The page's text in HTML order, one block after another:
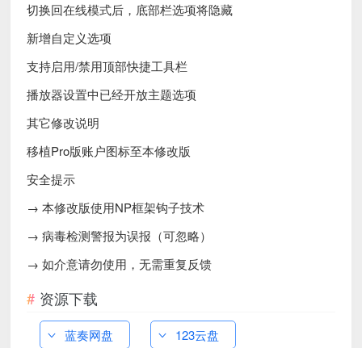
切换回在线模式后，底部栏选项将隐藏
新增自定义选项
支持启用/禁用顶部快捷工具栏
播放器设置中已经开放主题选项
其它修改说明
移植Pro版账户图标至本修改版
安全提示
→ 本修改版使用NP框架钩子技术
→ 病毒检测警报为误报（可忽略）
→ 如介意请勿使用，无需重复反馈
资源下载
蓝奏网盘
123云盘